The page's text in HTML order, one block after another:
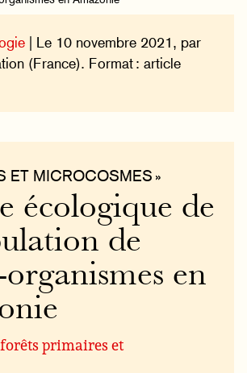
| Le 10 novembre 2021, par
(France). Format : article
ET MICROCOSMES »
écologique de
de
en
primaires et